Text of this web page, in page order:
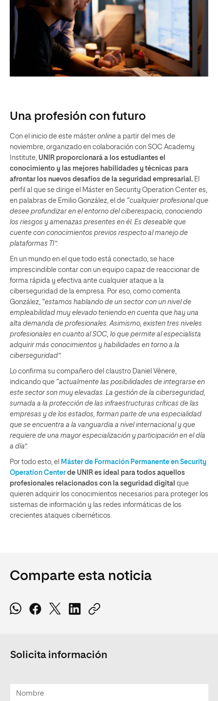
Una profesión con futuro
Con el inicio de este máster online a partir del mes de
noviembre, organizado en colaboración con SOC Academy
Institute, UNIR proporcionará a los estudiantes el
conocimiento y las mejores habilidades y técnicas para
afrontar los nuevos desafíos de la seguridad empresarial. El
perfil al que se dirige el Máster en Security Operation Center es,
en palabras de Emilio González, el de “cualquier profesional que
desee profundizar en el entorno del ciberespacio, conociendo
los riesgos y amenazas presentes en él. Es deseable que
cuente con conocimientos previos respecto al manejo de
plataformas TI”.
En un mundo en el que todo está conectado, se hace
imprescindible contar con un equipo capaz de reaccionar de
forma rápida y efectiva ante cualquier ataque a la
ciberseguridad de la empresa. Por eso, como comenta
González, “estamos hablando de un sector con un nivel de
empleabilidad muy elevado teniendo en cuenta que hay una
alta demanda de profesionales. Asimismo, existen tres niveles
profesionales en cuanto al SOC, lo que permite al especialista
adquirir más conocimientos y habilidades en torno a la
ciberseguridad”.
Lo confirma su compañero del claustro Daniel Vénere,
indicando que “actualmente las posibilidades de integrarse en
este sector son muy elevadas. La gestión de la ciberseguridad,
sumada a la protección de las infraestructuras críticas de las
empresas y de los estados, forman parte de una especialidad
que se encuentra a la vanguardia a nivel internacional y que
requiere de una mayor especialización y participación en el día
a día”.
Por todo esto, el Máster de Formación Permanente en Security
Operation Center de UNIR es ideal para todos aquellos
profesionales relacionados con la seguridad digital que
quieren adquirir los conocimientos necesarios para proteger los
sistemas de información y las redes informáticas de los
crecientes ataques cibernéticos.
Comparte esta noticia
Solicita información